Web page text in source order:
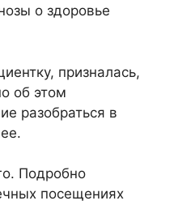
о здоровье
призналась,
об этом
разобраться в
Подробно
посещениях